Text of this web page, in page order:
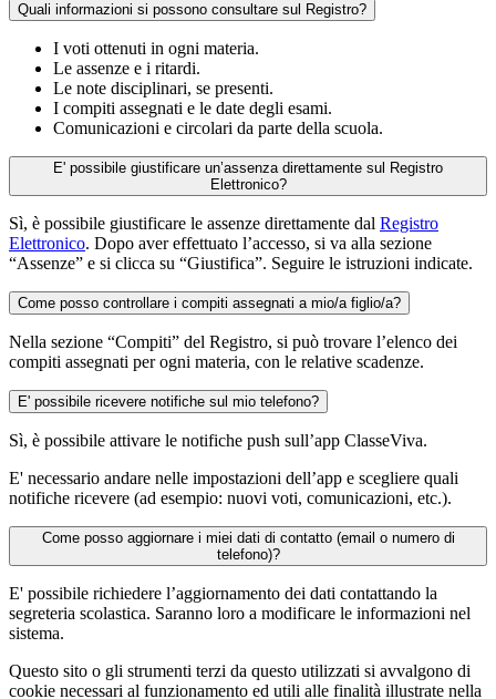
Quali informazioni si possono consultare sul Registro?
I voti ottenuti in ogni materia.
Le assenze e i ritardi.
Le note disciplinari, se presenti.
I compiti assegnati e le date degli esami.
Comunicazioni e circolari da parte della scuola.
E' possibile giustificare un’assenza direttamente sul Registro
Elettronico?
Sì, è possibile giustificare le assenze direttamente dal Registro
Elettronico. Dopo aver effettuato l’accesso, si va alla sezione
“Assenze” e si clicca su “Giustifica”. Seguire le istruzioni indicate.
Come posso controllare i compiti assegnati a mio/a figlio/a?
Nella sezione “Compiti” del Registro, si può trovare l’elenco dei
compiti assegnati per ogni materia, con le relative scadenze.
E' possibile ricevere notifiche sul mio telefono?
Sì, è possibile attivare le notifiche push sull’app ClasseViva.
E' necessario andare nelle impostazioni dell’app e scegliere quali
notifiche ricevere (ad esempio: nuovi voti, comunicazioni, etc.).
Come posso aggiornare i miei dati di contatto (email o numero di
telefono)?
E' possibile richiedere l’aggiornamento dei dati contattando la
segreteria scolastica. Saranno loro a modificare le informazioni nel
sistema.
Questo sito o gli strumenti terzi da questo utilizzati si avvalgono di
cookie necessari al funzionamento ed utili alle finalità illustrate nella